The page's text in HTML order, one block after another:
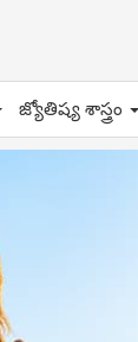
జ్యోతిష్య శాస్త్రం